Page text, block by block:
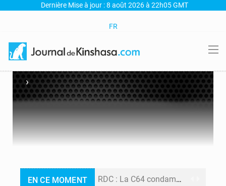
Dernière Mise à jour : 8 août 2026 à 22h05 GMT
FR
›
EN CE MOMENT RDC : La C64 condamne les attaques contre l’opposition et maintient la date butoir du 15 août pour la suite des manifestations